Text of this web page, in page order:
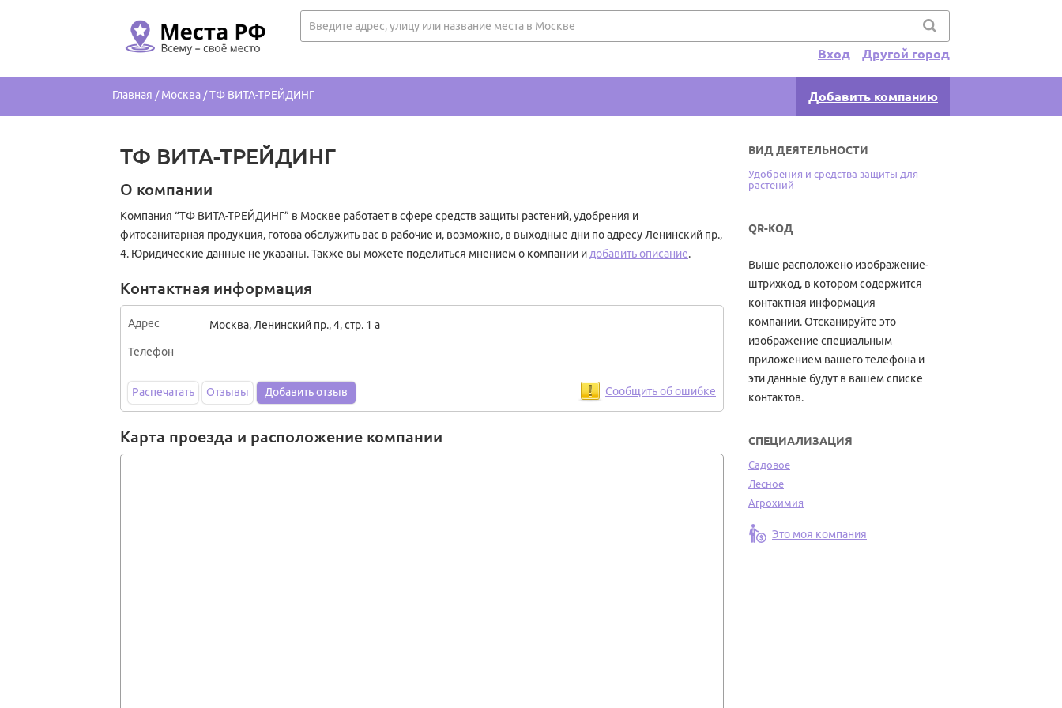
Другой город
Вход
Добавить компанию
Главная /Москва /ТФ ВИТА-ТРЕЙДИНГ
ТФ ВИТА-ТРЕЙДИНГ
О компании
Компания “ТФ ВИТА-ТРЕЙДИНГ” в Москве работает в сфере средств защиты растений, удобрения и
фитосанитарная продукция, готова обслужить вас в рабочие и, возможно, в выходные дни по адресу Ленинский пр.,
4. Юридические данные не указаны. Также вы можете поделиться мнением о компании идобавить описание.
Контактная информация
Адрес Москва,Ленинский пр., 4, стр. 1 а
Телефон
Сообщить об ошибке
Распечатать Отзывы Добавить отзыв
Карта проезда и расположение компании
ВИД ДЕЯТЕЛЬНОСТИ
Удобрения и средства защиты для
растений
QR-КОД
Выше расположено изображение-
штрихкод, в котором содержится
контактная информация
компании. Отсканируйте это
изображение специальным
приложением вашего телефона и
эти данные будут в вашем списке
контактов.
СПЕЦИАЛИЗАЦИЯ
Садовое
Лесное
Агрохимия
Это моя компания